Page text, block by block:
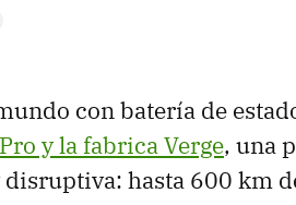
con batería de
y la fabrica Verge, una
disruptiva: hasta 600 km